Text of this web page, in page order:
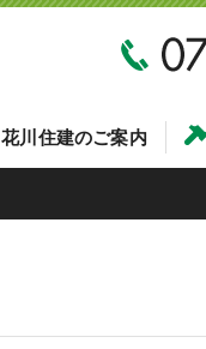
花川住建のご案内